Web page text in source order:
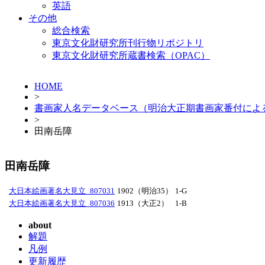
英語
その他
総合検索
東京文化財研究所刊行物リポジトリ
東京文化財研究所蔵書検索（OPAC）
HOME
>
書画家人名データベース（明治大正期書画家番付によ
>
田南岳障
田南岳障
大日本絵画著名大見立_807031 1902（明治35）
1-G
大日本絵画著名大見立_807036 1913（大正2） 1-B
about
解題
凡例
更新履歴